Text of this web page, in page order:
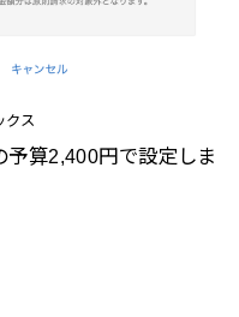
ス
算2,400円で設定しま